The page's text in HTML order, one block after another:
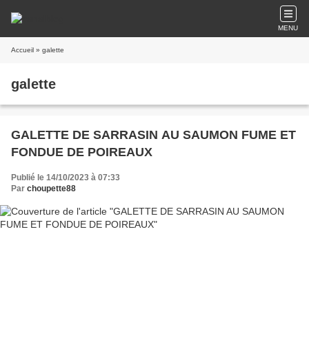
MENU
Accueil » galette
galette
GALETTE DE SARRASIN AU SAUMON FUME ET
FONDUE DE POIREAUX
Publié le 14/10/2023 à 07:33
Par choupette88